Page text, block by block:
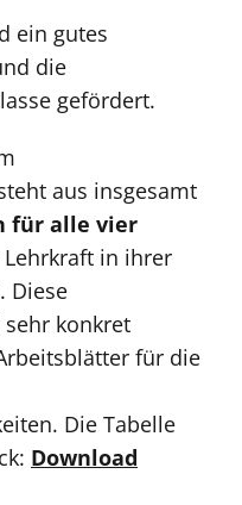
ein gutes
die
gefördert.
aus insgesamt
für alle vier
in ihrer
Diese
konkret
für die
Die Tabelle
Download